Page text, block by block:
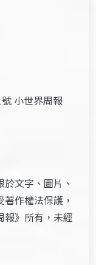
小世界周報
文字、圖片、
作權法保護，
報》所有，未經